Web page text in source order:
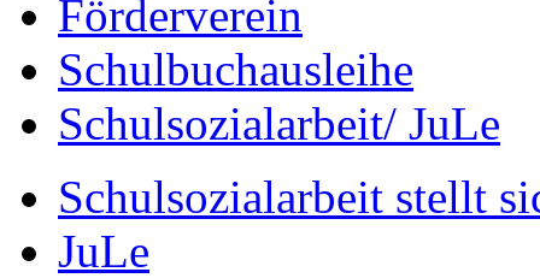
Förderverein
Schulbuchausleihe
Schulsozialarbeit/ JuLe
Schulsozialarbeit stellt
JuLe